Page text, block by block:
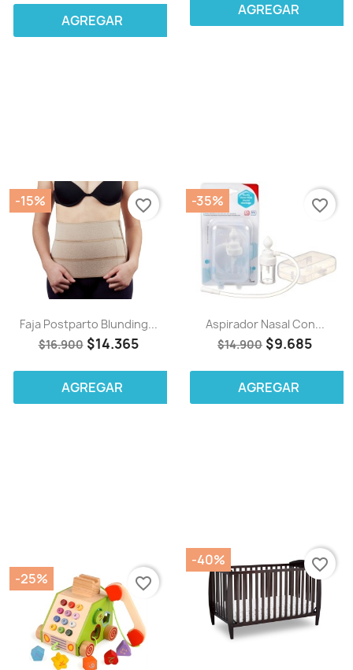
AGREGAR
AGREGAR
Faja Postparto Blunding...
$16.900 $14.365
-15%
AGREGAR
favorite_border
Aspirador Nasal Con...
$14.900 $9.685
-35%
AGREGAR
favorite_border
-25% favorite_border
-40% favorite_border